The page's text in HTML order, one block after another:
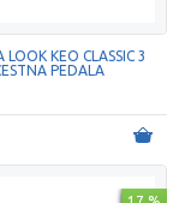
LOOK KEO CLASSIC 3
PEDALA